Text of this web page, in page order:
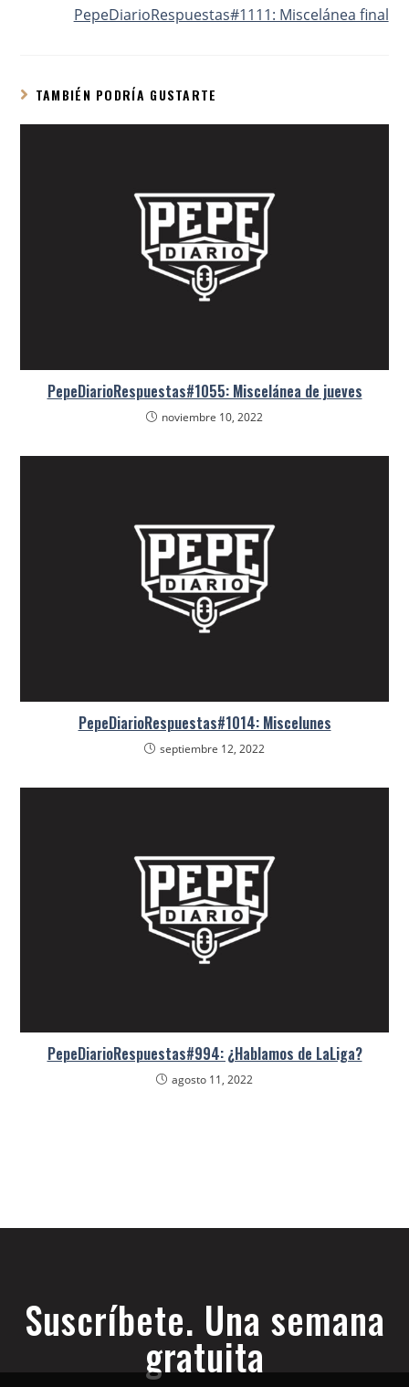
PepeDiarioRespuestas#1111: Miscelánea final
TAMBIÉN PODRÍA GUSTARTE
PepeDiarioRespuestas#1055: Miscelánea de jueves
noviembre 10, 2022
PepeDiarioRespuestas#1014: Miscelunes
septiembre 12, 2022
PepeDiarioRespuestas#994: ¿Hablamos de LaLiga?
agosto 11, 2022
Suscríbete. Una semana
gratuita